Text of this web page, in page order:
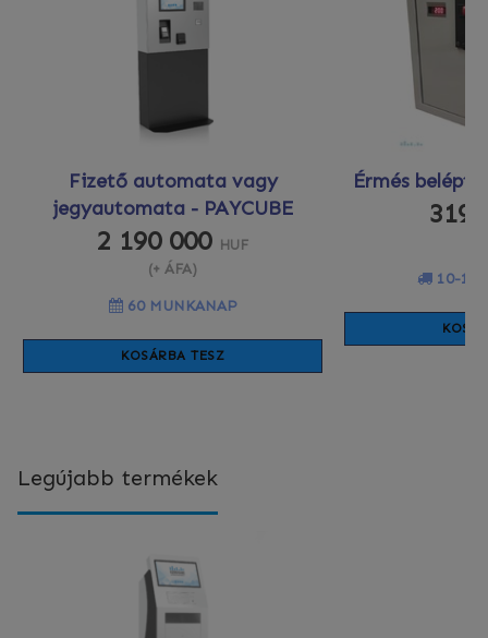
Fizető automata vagy
jegyautomata - PAYCUBE
2 190 000 HUF
(+ ÁFA)
60 MUNKANAP
KOSÁRBA TESZ
Érmés
319
10-12
Legújabb termékek